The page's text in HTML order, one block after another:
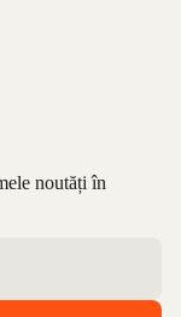
noutăți în